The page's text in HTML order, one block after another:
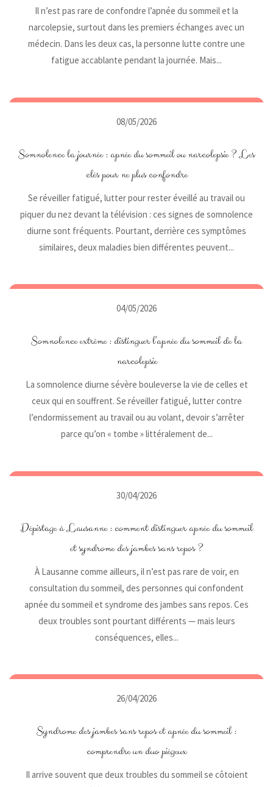
Il n’est pas rare de confondre l’apnée du sommeil et la
narcolepsie, surtout dans les premiers échanges avec un
médecin. Dans les deux cas, la personne lutte contre une
fatigue accablante pendant la journée. Mais...
08/05/2026
Somnolence la journée : apnée du sommeil ou narcolepsie ? Les
clés pour ne plus confondre
Se réveiller fatigué, lutter pour rester éveillé au travail ou
piquer du nez devant la télévision : ces signes de somnolence
diurne sont fréquents. Pourtant, derrière ces symptômes
similaires, deux maladies bien différentes peuvent...
04/05/2026
Somnolence extrême : distinguer l'apnée du sommeil de la
narcolepsie
La somnolence diurne sévère bouleverse la vie de celles et
ceux qui en souffrent. Se réveiller fatigué, lutter contre
l’endormissement au travail ou au volant, devoir s’arrêter
parce qu’on « tombe » littéralement de...
30/04/2026
Dépistage à Lausanne : comment distinguer apnée du sommeil
et syndrome des jambes sans repos ?
À Lausanne comme ailleurs, il n’est pas rare de voir, en
consultation du sommeil, des personnes qui confondent
apnée du sommeil et syndrome des jambes sans repos. Ces
deux troubles sont pourtant différents — mais leurs
conséquences, elles...
26/04/2026
Syndrome des jambes sans repos et apnée du sommeil :
comprendre un duo piégeux
Il arrive souvent que deux troubles du sommeil se côtoient